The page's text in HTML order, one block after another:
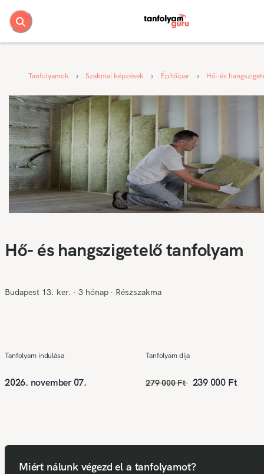
Tanfolyamok Szakmai képzések Építőipar Hő- és
Hő- és hangszigetelő tanfolyam
Budapest 13. ker. ∙ 3 hónap ∙ Részszakma
Tanfolyam indulása
2026. november 07.
Tanfolyam díja
279 000 Ft 239 000 Ft
Miért nálunk végezd el a tanfolyamot?